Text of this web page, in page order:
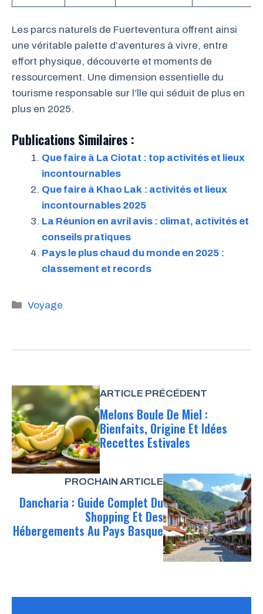
Les parcs naturels de Fuerteventura offrent ainsi
une véritable palette d’aventures à vivre, entre
effort physique, découverte et moments de
ressourcement. Une dimension essentielle du
tourisme responsable sur l’île qui séduit de plus en
plus en 2025.
Publications Similaires :
Que faire à La Ciotat : top activités et lieux
incontournables
Que faire à Khao Lak : activités et lieux
incontournables 2025
La Réunion en avril avis : climat, activités et
conseils pratiques
Pays le plus chaud du monde en 2025 :
classement et records
Catégories
Voyage
ARTICLE PRÉCÉDENT
Melons Boule De Miel :
Bienfaits, Origine Et Idées
Recettes Estivales
PROCHAIN ARTICLE
Dancharia : Guide Complet Du
Shopping Et Des
Hébergements Au Pays Basque